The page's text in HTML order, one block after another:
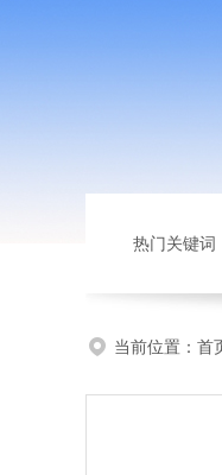
热门关键词
当前位置： 首